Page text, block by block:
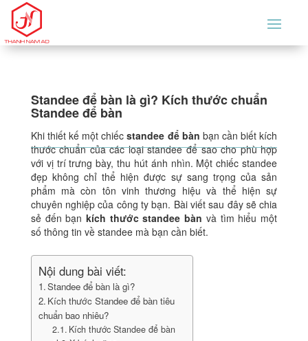
Standee để bàn là gì? Kích thước chuẩn
Standee để bàn
Khi thiết kế một chiếcstandee để bàn bạn cần biết kích
thước chuẩn của các loại standee để sao cho phù hợp
với vị trí trưng bày, thu hút ánh nhìn. Một chiếc standee
đẹp không chỉ thể hiện được sự sang trọng của sản
phẩm mà còn tôn vinh thương hiệu và thể hiện sự
chuyên nghiệp của công ty bạn. Bài viết sau đây sẽ chia
sẻ đến bạn kích thước standee bàn và tìm hiểu một
số thông tin về standee mà bạn cần biết.
Nội dung bài viết:
Standee để bàn là gì?
Kích thước Standee để bàn tiêu
chuẩn bao nhiêu?
Kích thước Standee để bàn